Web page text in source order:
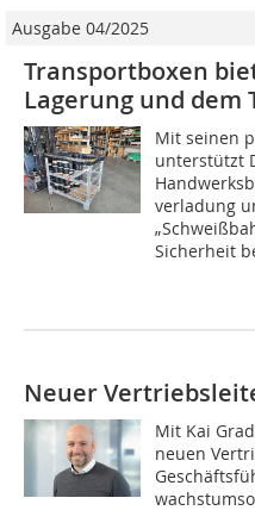
Ausgabe 04/2025
Transportboxen
Lagerung und dem
Mit seinen
unterstützt
verladung
Sicherheit
Neuer
Mit Kai
neuen